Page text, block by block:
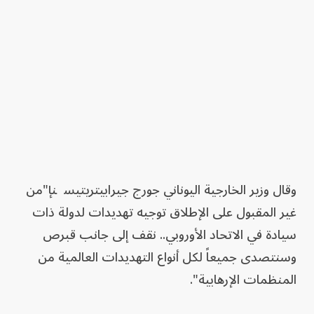
وقال وزير الخارجية اليوناني جورج جيرابيتريتيس‭إن ‬"من
غير المقبول على الإطلاق توجيه تهديدات لدولة ذات
سيادة في الاتحاد الأوروبي.. نقف إلى جانب قبرص
وسنتصدى جميعاً لكل أنواع التهديدات العالمية من
المنظمات الإرهابية".